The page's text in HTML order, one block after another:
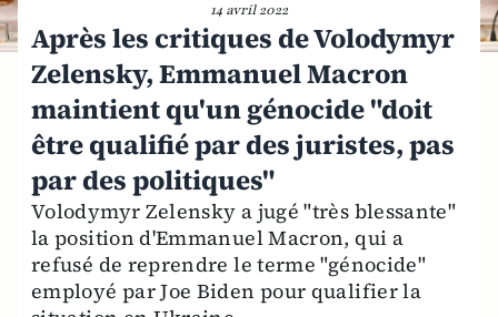
14 avril 2022
Après les critiques de Volodymyr
Zelensky, Emmanuel Macron
maintient qu'un génocide "doit
être qualifié par des juristes, pas
par des politiques"
Volodymyr Zelensky a jugé "très blessante"
la position d'Emmanuel Macron, qui a
refusé de reprendre le terme "génocide"
employé par Joe Biden pour qualifier la